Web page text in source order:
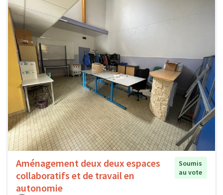
Aménagement deux deux espaces
collaboratifs et de travail en
autonomie
Soumis
au vote